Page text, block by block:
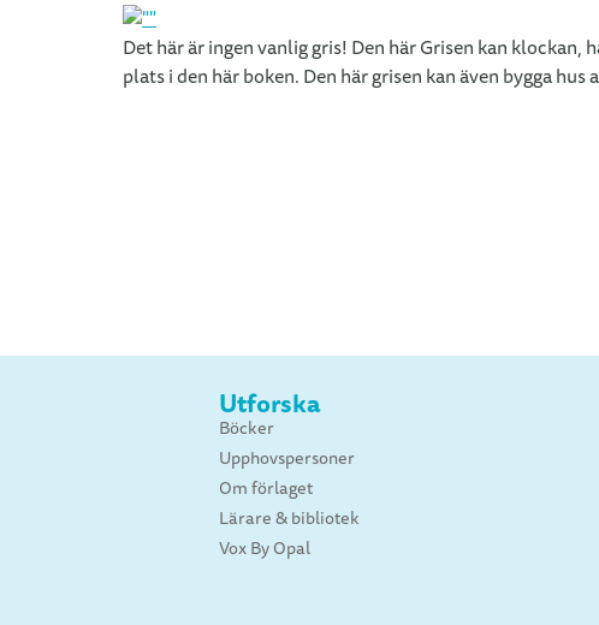
Det här är ingen vanlig gris! Den här Grisen kan
plats i den här boken. Den här grisen kan även bygga
Utforska
Böcker
Upphovspersoner
Om förlaget
Lärare & bibliotek
Vox By Opal